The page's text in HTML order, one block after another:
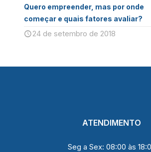
Quero empreender, mas por onde
começar e quais fatores avaliar?
24 de setembro de 2018
ATENDIMENTO
Seg a Sex: 08:00 às